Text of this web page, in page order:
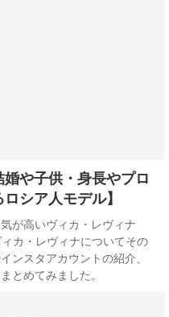
や子供・身長やプロ
シア人モデル】
が高いヴィカ・レヴィナ
カ・レヴィナについてその
ンスタアカウントの紹介、
とめてみました。